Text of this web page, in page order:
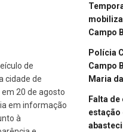
de
cidade de
20 de agosto
em informação
à
Campo
Polícia
Campo
Maria
Falta
estação